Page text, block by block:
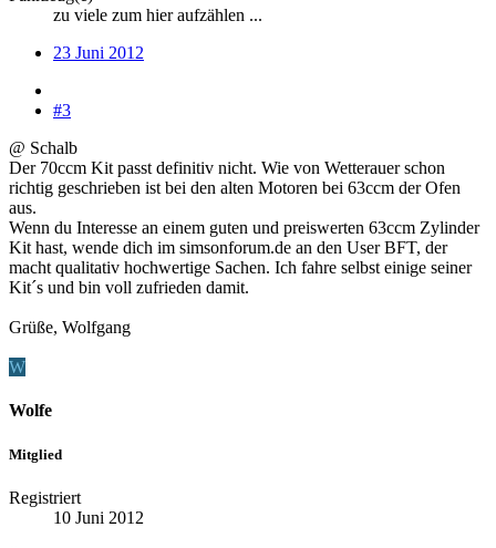
zu viele zum hier aufzählen ...
23 Juni 2012
#3
@ Schalb
Der 70ccm Kit passt definitiv nicht. Wie von Wetterauer schon
richtig geschrieben ist bei den alten Motoren bei 63ccm der Ofen
aus.
Wenn du Interesse an einem guten und preiswerten 63ccm Zylinder
Kit hast, wende dich im simsonforum.de an den User BFT, der
macht qualitativ hochwertige Sachen. Ich fahre selbst einige seiner
Kit´s und bin voll zufrieden damit.
Grüße, Wolfgang
W
Wolfe
Mitglied
Registriert
10 Juni 2012